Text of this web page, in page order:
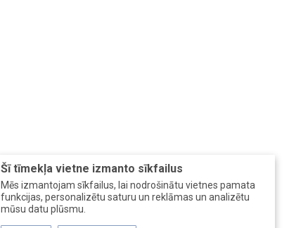
Šī tīmekļa vietne izmanto sīkfailus
Mēs izmantojam sīkfailus, lai nodrošinātu vietnes pamata
funkcijas, personalizētu saturu un reklāmas un analizētu
mūsu datu plūsmu.